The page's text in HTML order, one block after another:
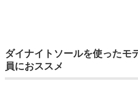
ダイナイトソールを使ったモ
員におススメ